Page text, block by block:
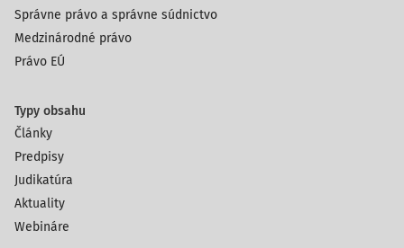
Správne právo a správne súdnictvo
Medzinárodné právo
Právo EÚ
Typy obsahu
Články
Predpisy
Judikatúra
Aktuality
Webináre